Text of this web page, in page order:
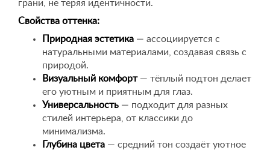
грани, не теряя идентичности.
Свойства оттенка:
Природная эстетика — ассоциируется с
натуральными материалами, создавая связь с
природой.
Визуальный комфорт— тёплый подтон делает
его уютным и приятным для глаз.
Универсальность — подходит для разных
стилей интерьера, от классики до
минимализма.
Глубина цвета — средний тон создаёт уютное